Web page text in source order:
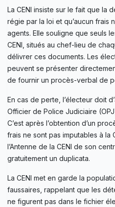
La CENI insiste sur le fait que la
régie par la loi et qu’aucun frais
agents. Elle souligne que seuls
CENI, situés au chef-lieu de
délivrer ces documents. Les
peuvent se présenter
de fournir un procès-verbal de
En cas de perte, l’électeur doit
Officier de Police Judiciaire
C’est après l’obtention d’un
frais ne sont pas imputables à la
l’Antenne de la CENI de son
gratuitement un duplicata.
La CENI met en garde la
faussaires, rappelant que les
ne figurent pas dans le fichier